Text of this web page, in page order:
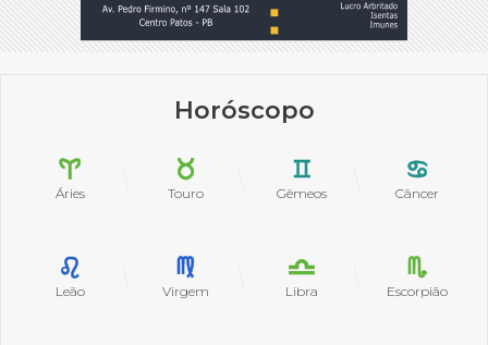
Horóscopo
Áries Touro Gêmeos Câncer
Leão Virgem Libra Escorpião